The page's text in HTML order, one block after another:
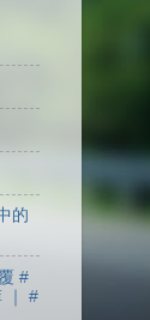
的
#
｜ #